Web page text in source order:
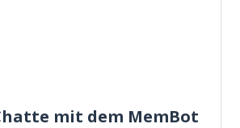
mit dem MemBot